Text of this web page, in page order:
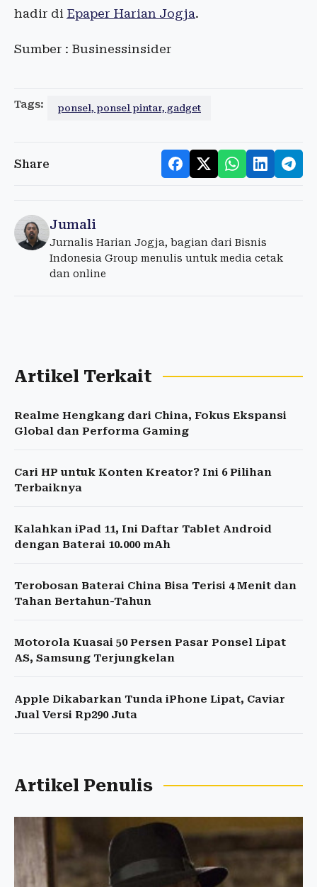
hadir di Epaper Harian Jogja.
Sumber : Businessinsider
Tags: ponsel, ponsel pintar, gadget
Share
Jumali
Jurnalis Harian Jogja, bagian dari Bisnis
Indonesia Group menulis untuk media cetak
dan online
Artikel Terkait
Realme Hengkang dari China, Fokus Ekspansi
Global dan Performa Gaming
Cari HP untuk Konten Kreator? Ini 6 Pilihan
Terbaiknya
Kalahkan iPad 11, Ini Daftar Tablet Android
dengan Baterai 10.000 mAh
Terobosan Baterai China Bisa Terisi 4 Menit dan
Tahan Bertahun-Tahun
Motorola Kuasai 50 Persen Pasar Ponsel Lipat
AS, Samsung Terjungkelan
Apple Dikabarkan Tunda iPhone Lipat, Caviar
Jual Versi Rp290 Juta
Artikel Penulis